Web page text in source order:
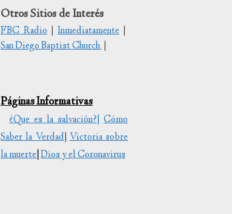
Otros Sitios de Interés
FBC Radio|Inmediatamente|
San Diego Baptist Church
Páginas Informativas
¿Que es la salvación?| Cómo
Saber la Verdad|Victoria sobre
la muerte Dios y el Coronavirus